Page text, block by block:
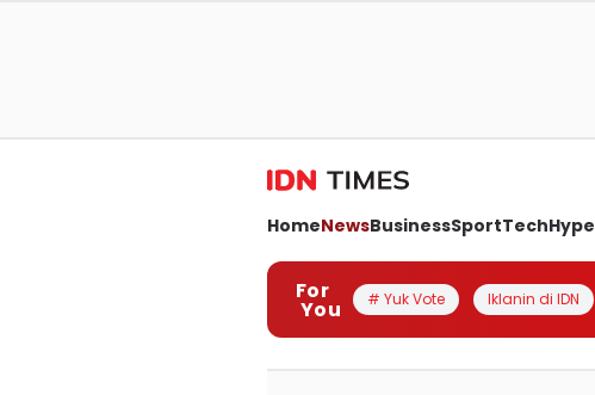
HomeNewsBusinessSportTechHype
For
You # Yuk Vote Iklanin di IDN